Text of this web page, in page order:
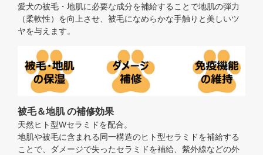
愛犬の被毛・地肌に必要な成分を補給することで地肌の弾力
（柔軟性）を向上させ、被毛になめらかな手触りと美しいツ
ヤを与えます。
被毛＆地肌 の補修効果
天然ヒト型Wセラミドを配合。
地肌や被毛に含まれる同一構造のヒト型セラミドを補給する
ことで、ダメージで失ったセラミドを補給、紫外線などの外